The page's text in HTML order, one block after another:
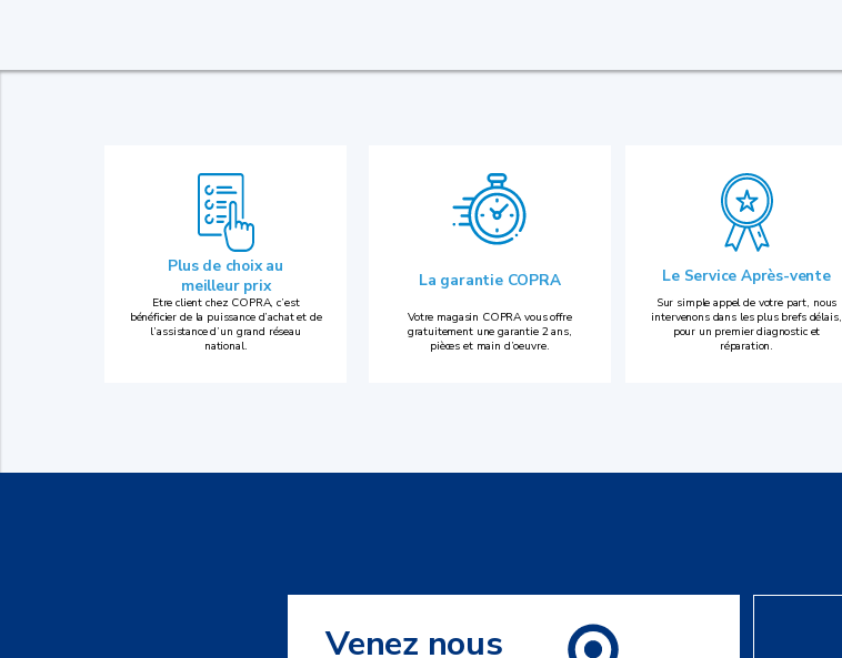
Plus de choix au
meilleur prix
Etre client chez COPRA, c’est
bénéficier de la puissance d’achat et de
l’assistance d’un grand réseau
national.
La garantie COPRA
Votre magasin COPRA vous offre
gratuitement une garantie 2 ans,
pièces et main d’oeuvre.
Le Service Après-vente
Sur simple appel de votre part, nous
intervenons dans les plus brefs délais,
pour un premier diagnostic et
réparation.
Venez nous